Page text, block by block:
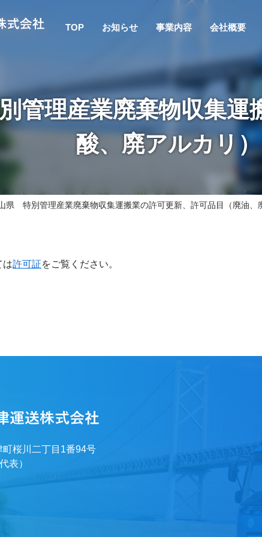
TOP お知らせ 事業内容 会社概要
管理産業廃棄物収集運
酸、廃アルカリ
県 特別管理産業廃棄物収集運搬業の許可更新、許可品目（廃油、
は許可証をご覧ください。
桜川二丁目1番94号
表）